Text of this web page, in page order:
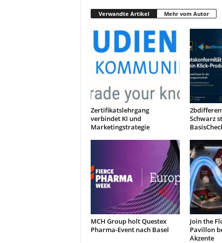
Verwandte Artikel Mehr vom Autor
Zertifikatslehrgang
verbindet KI und
Marketingstrategie
Schwarz
MCH Group holt Questex
Pharma-Event nach Basel
Join the
Pavillon
Akzente